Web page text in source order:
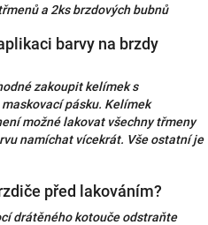
a 2ks brzdových bubnů
barvy na brzdy
zakoupit kelímek s
pásku. Kelímek
možné lakovat všechny třmeny
namíchat vícekrát. Vše ostatní je
před lakováním?
drátěného kotouče odstraňte